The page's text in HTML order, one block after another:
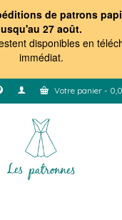
de patrons
27 août.
disponibles en
immédiat.
Votre panier -